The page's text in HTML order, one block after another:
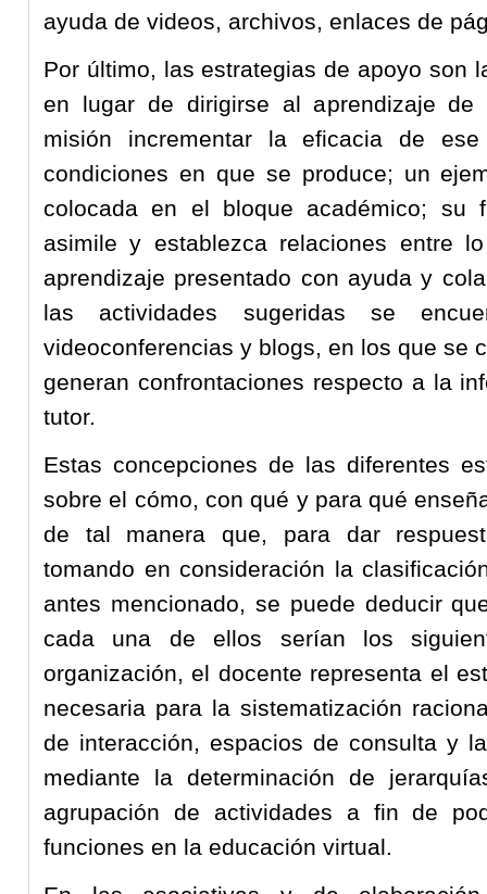
ayuda de videos, archivos, enlaces de
Por último, las estrategias de apoyo son
en lugar de dirigirse al aprendizaje de
misión incrementar la eficacia de
condiciones en que se produce; un
colocada en el bloque académico; su
asimile y establezca relaciones entre
aprendizaje presentado con ayuda y
las actividades sugeridas se
videoconferencias y blogs, en los que se
generan confrontaciones respecto a la
tutor.
Estas concepciones de las diferentes
sobre el cómo, con qué y para qué
de tal manera que, para dar
tomando en consideración la
antes mencionado, se puede deducir
cada una de ellos serían los
organización, el docente representa el
necesaria para la sistematización
de interacción, espacios de consulta y
mediante la determinación de
agrupación de actividades a fin de
funciones en la educación virtual.